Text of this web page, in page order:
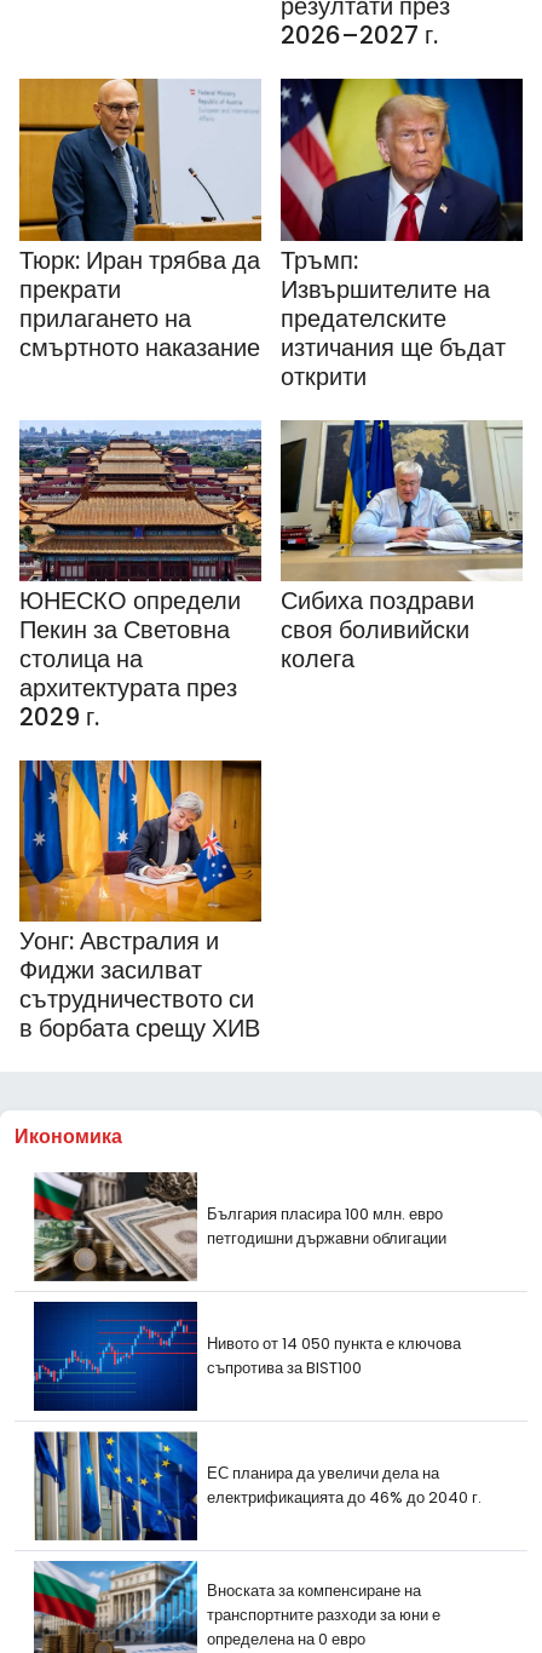
2026–2027 г.
Тюрк: Иран трябва да
прекрати
прилагането на
смъртното наказание
Тръмп:
Извършителите на
предателските
изтичания ще бъдат
открити
ЮНЕСКО определи
Пекин за Световна
столица на
архитектурата през
2029 г.
Сибиха поздрави
своя боливийски
колега
Уонг: Австралия и
Фиджи засилват
сътрудничеството си
в борбата срещу ХИВ
Икономика
България пласира 100 млн. евро
петгодишни държавни облигации
Нивото от 14 050 пункта е ключова
съпротива за BIST100
ЕС планира да увеличи дела на
електрификацията до 46% до 2040 г.
Вноската за компенсиране на
транспортните разходи за юни е
определена на 0 евро